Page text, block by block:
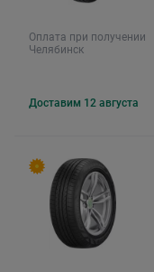
Оплата при получении
Челябинск
Доставим 12 августа